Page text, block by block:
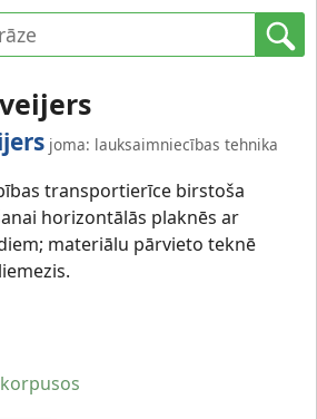
joma: lauksaimniecības tehnika
transportierīce birstoša
horizontālās plaknēs ar
materiālu pārvieto teknē